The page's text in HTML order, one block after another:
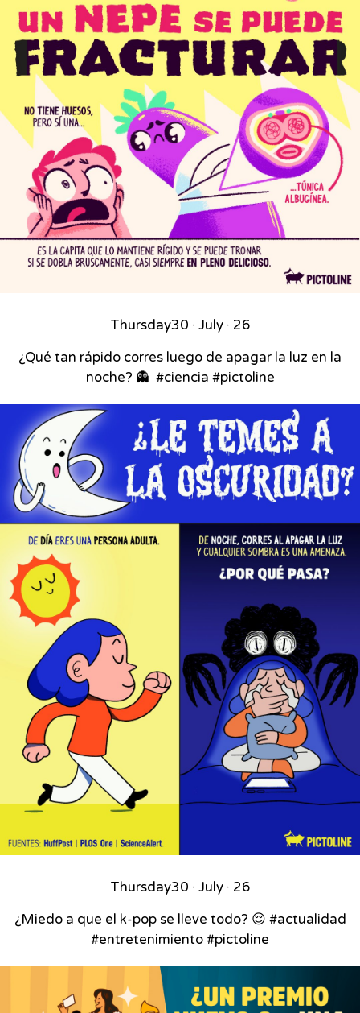
Thursday30 · July · 26
¿Qué tan rápido corres luego de apagar la luz en la
noche? 👻⁣ ⁣ #ciencia #pictoline
Thursday30 · July · 26
¿Miedo a que el k-pop se lleve todo? 😌 #actualidad
#entretenimiento #pictoline